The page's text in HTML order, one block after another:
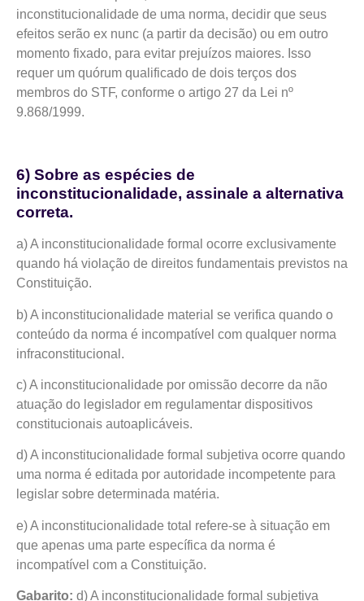
inconstitucionalidade de uma norma, decidir que seus
efeitos serão ex nunc (a partir da decisão) ou em outro
momento fixado, para evitar prejuízos maiores. Isso
requer um quórum qualificado de dois terços dos
membros do STF, conforme o artigo 27 da Lei nº
9.868/1999.
6) Sobre as espécies de
inconstitucionalidade, assinale a alternativa
correta.
a) A inconstitucionalidade formal ocorre exclusivamente
quando há violação de direitos fundamentais previstos na
Constituição.
b) A inconstitucionalidade material se verifica quando o
conteúdo da norma é incompatível com qualquer norma
infraconstitucional.
c) A inconstitucionalidade por omissão decorre da não
atuação do legislador em regulamentar dispositivos
constitucionais autoaplicáveis.
d) A inconstitucionalidade formal subjetiva ocorre quando
uma norma é editada por autoridade incompetente para
legislar sobre determinada matéria.
e) A inconstitucionalidade total refere-se à situação em
que apenas uma parte específica da norma é
incompatível com a Constituição.
Gabarito: d) A inconstitucionalidade formal subjetiva